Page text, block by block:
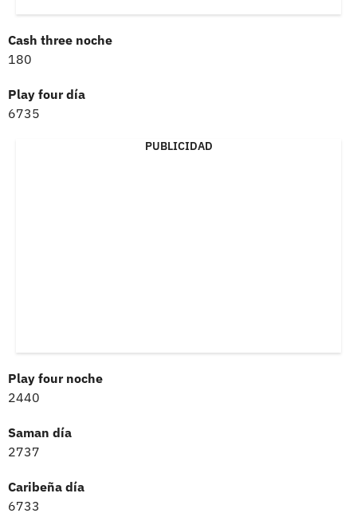
Cash three noche
180
Play four día
6735
PUBLICIDAD
Play four noche
2440
Saman día
2737
Caribeña día
6733